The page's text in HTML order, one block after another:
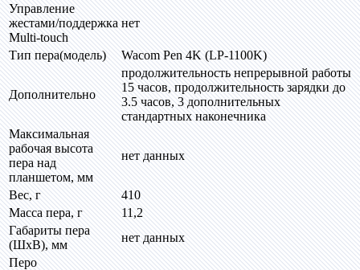
Управление
жестами/поддержка
Multi-touch
нет
Тип пера(модель) Wacom Pen 4K (LP-1100K)
Дополнительно
продолжительность непрерывной работы
15 часов, продолжительность зарядки до
3.5 часов, 3 дополнительных
стандартных наконечника
Максимальная
рабочая высота
пера над
планшетом, мм
нет данных
Вес, г
410
Масса пера, г
11,2
Габариты пера
(ШхВ), мм
нет данных
Перо